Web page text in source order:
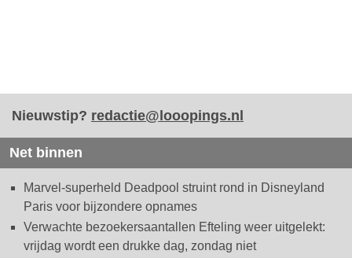
Nieuwstip? redactie@looopings.nl
Net binnen
Marvel-superheld Deadpool struint rond in Disneyland
Paris voor bijzondere opnames
Verwachte bezoekersaantallen Efteling weer uitgelekt:
vrijdag wordt een drukke dag, zondag niet